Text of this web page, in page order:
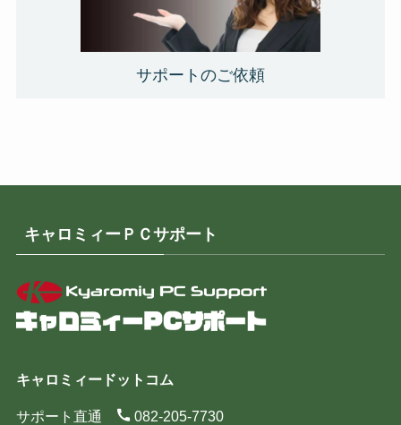
サポートのご依頼
キャロミィーＰＣサポート
キャロミィードットコム
サポート直通 082-205-7730